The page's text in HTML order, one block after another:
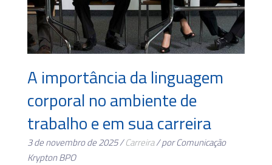
A importância da linguagem
corporal no ambiente de
trabalho e em sua carreira
3 de novembro de 2025 /Carreira/ por Comunicação
Krypton BPO